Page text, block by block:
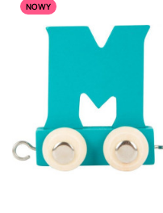
NOWY